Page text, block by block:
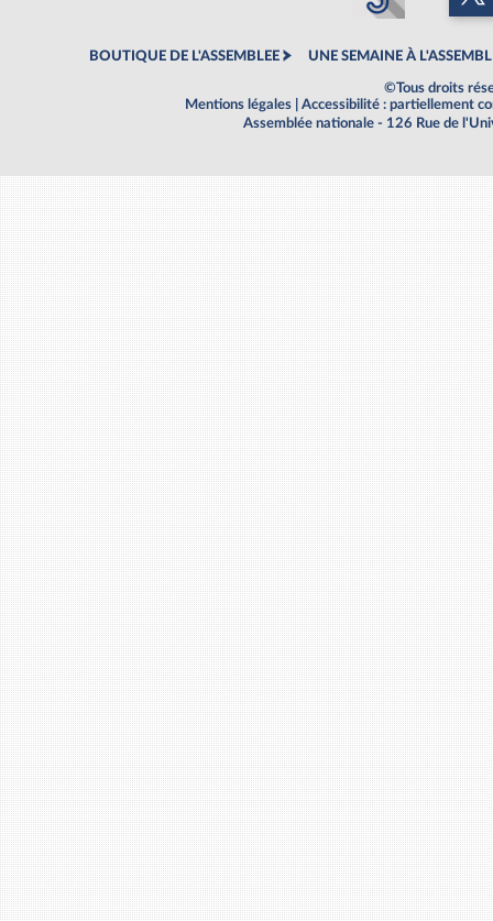
BOUTIQUE DE L'ASSEMBLEE UNE SEMAINE À
©Tous droits
Mentions légales
Accessibilité : partiellement
Assemblée nationale - 126 Rue de